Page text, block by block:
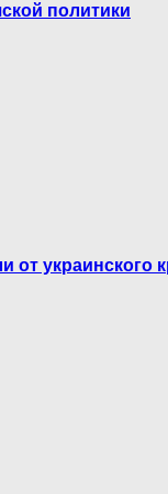
политики
от украинского